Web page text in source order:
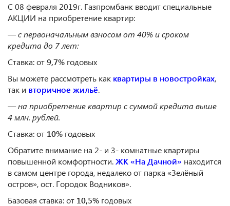
С 08 февраля 2019г. Газпромбанк вводит специальные
АКЦИИ на приобретение квартир:
— с первоначальным взносом от 40% и сроком
кредита до 7 лет:
Ставка: от9,7% годовых
Вы можете рассмотреть как квартиры в новостройках,
так и вторичное жильё.
— на приобретение квартир с суммой кредита выше
4 млн. рублей.
Ставка: от 10% годовых
Обратите внимание на 2- и 3- комнатные квартиры
повышенной комфортности.ЖК «На Дачной» находится
в самом центре города, недалеко от парка «Зелёный
остров», ост. Городок Водников».
Базовая ставка: от 10,5% годовых